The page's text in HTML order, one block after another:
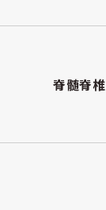
脊髄脊椎